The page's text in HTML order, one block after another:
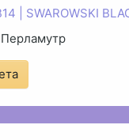
Перламутр